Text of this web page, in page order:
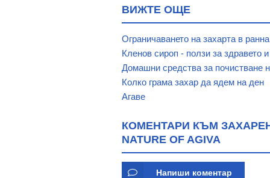
ВИЖТЕ ОЩЕ
Ограничаването на захарта в
Кленов сироп - ползи за здравето
Домашни средства за почистване
Колко грама захар да ядем на ден
Агаве
КОМЕНТАРИ КЪМ ЗАХАРЕН
NATURE OF AGIVA
Напиши коментар